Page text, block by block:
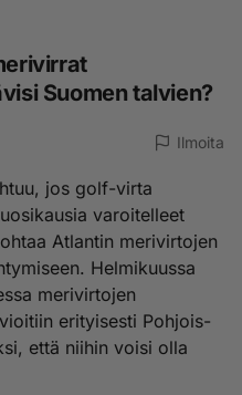
Suomen talvien?
Ilmoita
jos golf-virta
varoitelleet
Atlantin merivirtojen
Helmikuussa
merivirtojen
erityisesti Pohjois-
että niihin voisi olla